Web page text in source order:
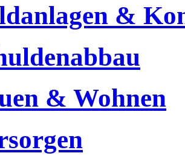
&
& Wohnen